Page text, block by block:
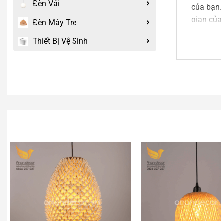
Đèn Vải
Đèn Mây Tre
Thiết Bị Vệ Sinh
của
gian
Liên